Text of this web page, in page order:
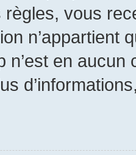
règles, vous
n’appartient
n’est en